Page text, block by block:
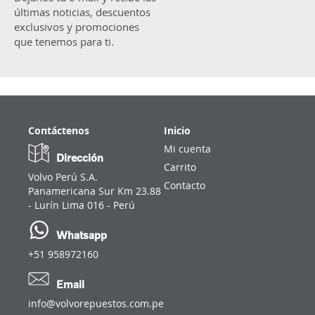
últimas noticias, descuentos
exclusivos y promociones
que tenemos para ti.
Contáctenos
Dirección
Volvo Perú S.A.
Panamericana Sur Km 23.88
- Lurín Lima 016 - Perú
Whatsapp
+51 958972160
Email
info@volvorepuestos.com.pe
Inicio
Mi cuenta
Carrito
Contacto